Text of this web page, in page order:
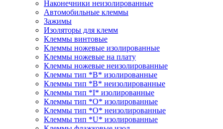
Наконечники неизолированные
Автомобильные клеммы
Зажимы
Изоляторы для клемм
Клеммы винтовые
Клеммы ножевые изолированные
Клеммы ножевые на плату
Клеммы ножевые неизолированные
Клеммы тип *B* изолированные
Клеммы тип *B* неизолированные
Клеммы тип *I* изолированные
Клеммы тип *O* изолированные
Клеммы тип *O* неизолированные
Клеммы тип *U* изолированные